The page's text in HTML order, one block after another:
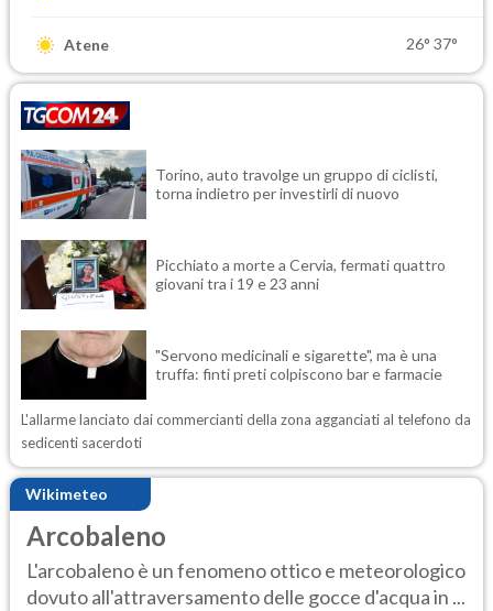
Atene 26° 37°
Torino, auto travolge un gruppo di ciclisti,
torna indietro per investirli di nuovo
Picchiato a morte a Cervia, fermati quattro
giovani tra i 19 e 23 anni
"Servono medicinali e sigarette", ma è una
truffa: finti preti colpiscono bar e farmacie
L'allarme lanciato dai commercianti della zona agganciati al telefono da
sedicenti sacerdoti
Wikimeteo
Arcobaleno
L'arcobaleno è un fenomeno ottico e meteorologico
dovuto all'attraversamento delle gocce d'acqua in ...